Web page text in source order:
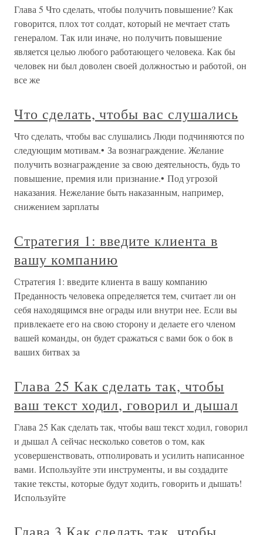
Глава 5 Что сделать, чтобы получить повышение? Как
говорится, плох тот солдат, который не мечтает стать
генералом. Так или иначе, но получить повышение
является целью любого работающего человека. Как бы
человек ни был доволен своей должностью и работой, он
все же
Что сделать, чтобы вас слушались
Что сделать, чтобы вас слушались Люди подчиняются по
следующим мотивам.• За вознаграждение. Желание
получить вознаграждение за свою деятельность, будь то
повышение, премия или признание.• Под угрозой
наказания. Нежелание быть наказанным, например,
снижением зарплаты
Стратегия 1: введите клиента в
вашу компанию
Стратегия 1: введите клиента в вашу компанию
Преданность человека определяется тем, считает ли он
себя находящимся вне ограды или внутри нее. Если вы
привлекаете его на свою сторону и делаете его членом
вашей команды, он будет сражаться с вами бок о бок в
ваших битвах за
Глава 25 Как сделать так, чтобы
ваш текст ходил, говорил и дышал
Глава 25 Как сделать так, чтобы ваш текст ходил, говорил
и дышал А сейчас несколько советов о том, как
усовершенствовать, отполировать и усилить написанное
вами. Используйте эти инструменты, и вы создадите
такие тексты, которые будут ходить, говорить и дышать!
Используйте